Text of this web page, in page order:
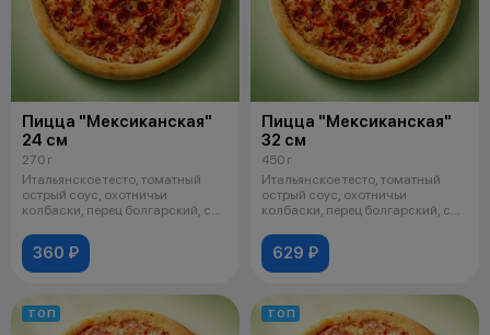
Пицца "Мексиканская"
24 см
270 г
Итальянское тесто, томатный
острый соус, охотничьи
колбаски, перец болгарский, сыр
360 ₽
Пицца "Мексиканская"
32 см
450 г
Итальянское тесто, томатный
острый соус, охотничьи
колбаски, перец болгарский, сыр
629 ₽
ТОП ТОП